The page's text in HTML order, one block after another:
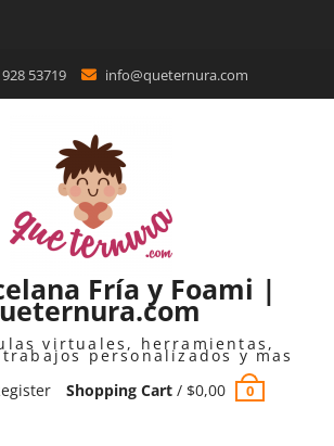
53719 info@queternura.com
Fría y Foami |
virtuales, herramientas,
personalizados y mas
Shopping Cart/ $0,00 0